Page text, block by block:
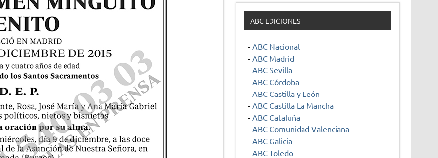
ABC EDICIONES
- ABC Nacional
- ABC Madrid
- ABC Sevilla
- ABC Córdoba
- ABC Castilla y León
- ABC Castilla La Mancha
- ABC Cataluña
- ABC Comunidad Valenciana
- ABC Galicia
- ABC Toledo